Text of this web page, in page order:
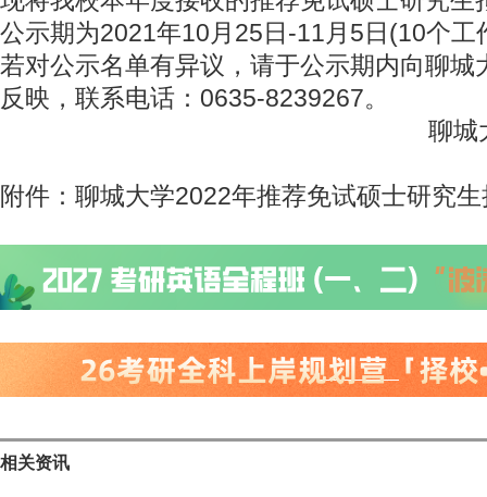
公示期为2021年10月25日-11月5日(10个工
若对公示名单有异议，请于公示期内向聊城
反映，联系电话：0635-8239267。
聊城
附件：聊城大学2022年推荐免试硕士研究
相关资讯